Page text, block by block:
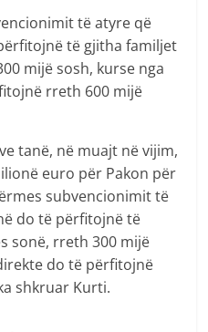
të atyre që
të gjitha familjet
mijë sosh, kurse nga
rreth 600 mijë
tanë, në muajt në vijim,
euro për Pakon për
subvencionimit të
do të përfitojnë të
sonë, rreth 300 mijë
do të përfitojnë
shkruar Kurti.